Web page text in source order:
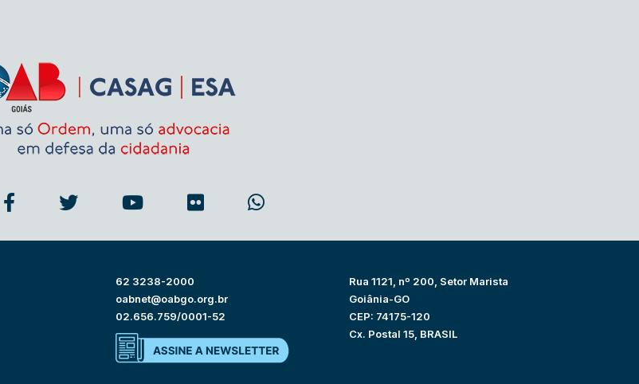
62 3238-2000
oabnet@oabgo.org.br
02.656.759/0001-52
Rua 1121, nº 200, Setor Marista
Goiânia-GO
CEP: 74175-120
Cx. Postal 15, BRASIL